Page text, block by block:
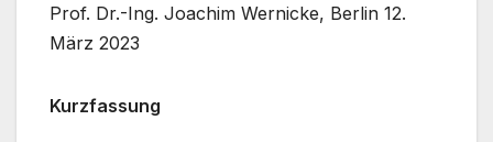
Prof. Dr.-Ing. Joachim Wernicke, Berlin 12.
März 2023
Kurzfassung